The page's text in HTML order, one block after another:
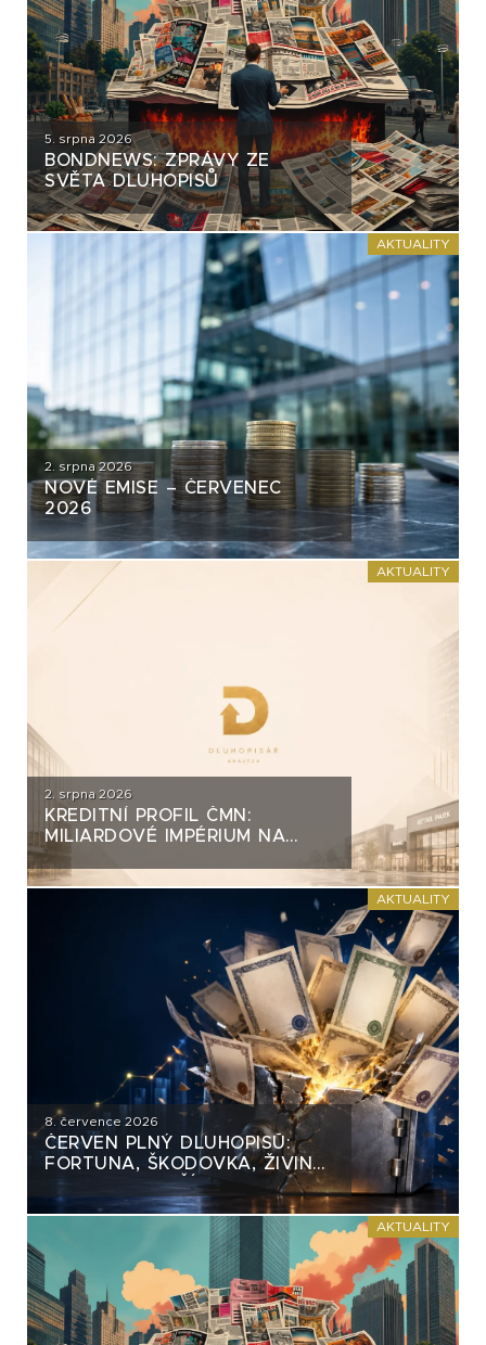
5. srpna 2026
BONDNEWS: ZPRÁVY ZE
SVĚTA DLUHOPISŮ
AKTUALITY
2. srpna 2026
NOVÉ EMISE – ČERVENEC
2026
AKTUALITY
2. srpna 2026
KREDITNÍ PROFIL ČMN:
MILIARDOVÉ IMPÉRIUM NA
AKTUALITY
8. července 2026
ČERVEN PLNÝ DLUHOPISŮ:
FORTUNA, ŠKODOVKA, ŽIVINA
A MNOHO DALŠÍCH
AKTUALITY